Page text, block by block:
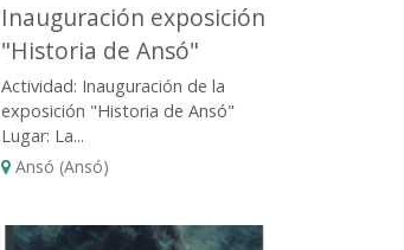
Inauguración exposición
"Historia de Ansó"
Actividad: Inauguración de la
exposición "Historia de Ansó"
Lugar: La...
Ansó (Ansó)